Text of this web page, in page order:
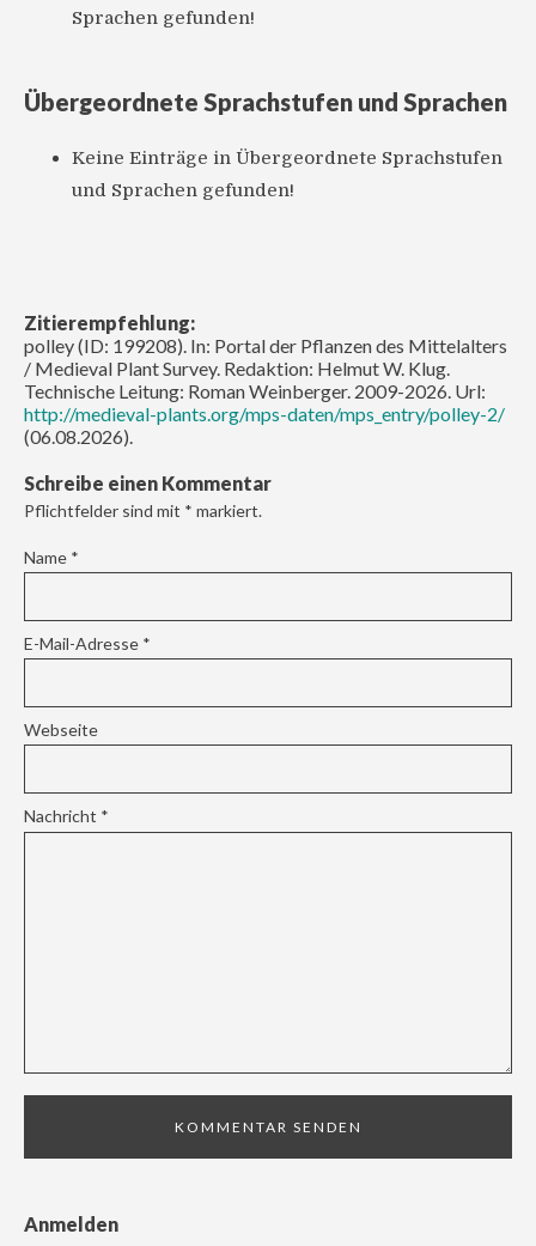
Sprachen gefunden!
Übergeordnete Sprachstufen und Sprachen
Keine Einträge in Übergeordnete Sprachstufen
und Sprachen gefunden!
Zitierempfehlung:
polley (ID: 199208). In: Portal der Pflanzen des Mittelalters
/ Medieval Plant Survey. Redaktion: Helmut W. Klug.
Technische Leitung: Roman Weinberger. 2009-2026. Url:
http://medieval-plants.org/mps-daten/mps_entry/polley-2/
(06.08.2026).
Schreibe einen Kommentar
Pflichtfelder sind mit * markiert.
Name *
E-Mail-Adresse *
Webseite
Nachricht *
Anmelden